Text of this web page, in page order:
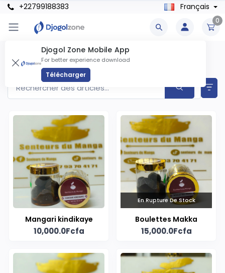
+22799188383 Français
0
Djogol Zone Mobile App
For better experience download
Télécharger
Encens Produits
Articles trouvés
Mangari kindikaye
10,000.0Fcfa
En Rupture De Stock
Boulettes Makka
15,000.0Fcfa